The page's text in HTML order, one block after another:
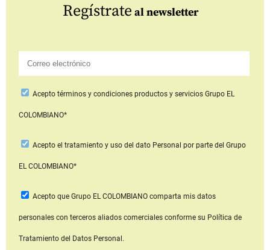
Regístrate al newsletter
Aceptotérminos y condiciones productos y serviciosGrupo EL
COLOMBIANO*
Acepto el tratamiento y uso del dato Personal por parte del Grupo
EL COLOMBIANO*
Acepto que Grupo EL COLOMBIANOcomparta mis datos
personales con terceros aliados comerciales conforme su Política de
Tratamiento del Datos Personal.